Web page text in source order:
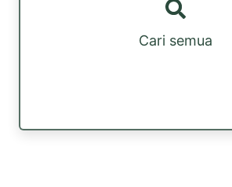
Cari semua